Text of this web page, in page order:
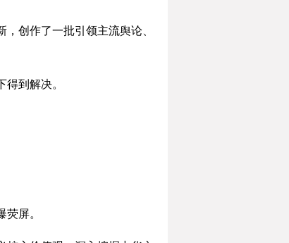
创作了一批引领主流舆论、
到解决。
屏。